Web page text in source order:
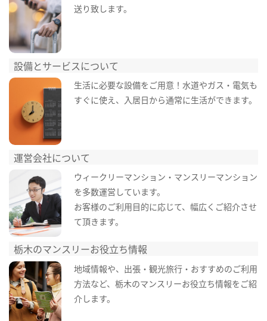
送り致します。
設備とサービスについて
生活に必要な設備をご用意！水道やガス・電気も
すぐに使え、入居日から通常に生活ができます。
運営会社について
ウィークリーマンション・マンスリーマンション
を多数運営しています。
お客様のご利用目的に応じて、幅広くご紹介させ
て頂きます。
栃木のマンスリーお役立ち情報
地域情報や、出張・観光旅行・おすすめのご利用
方法など、栃木のマンスリーお役立ち情報をご紹
介します。